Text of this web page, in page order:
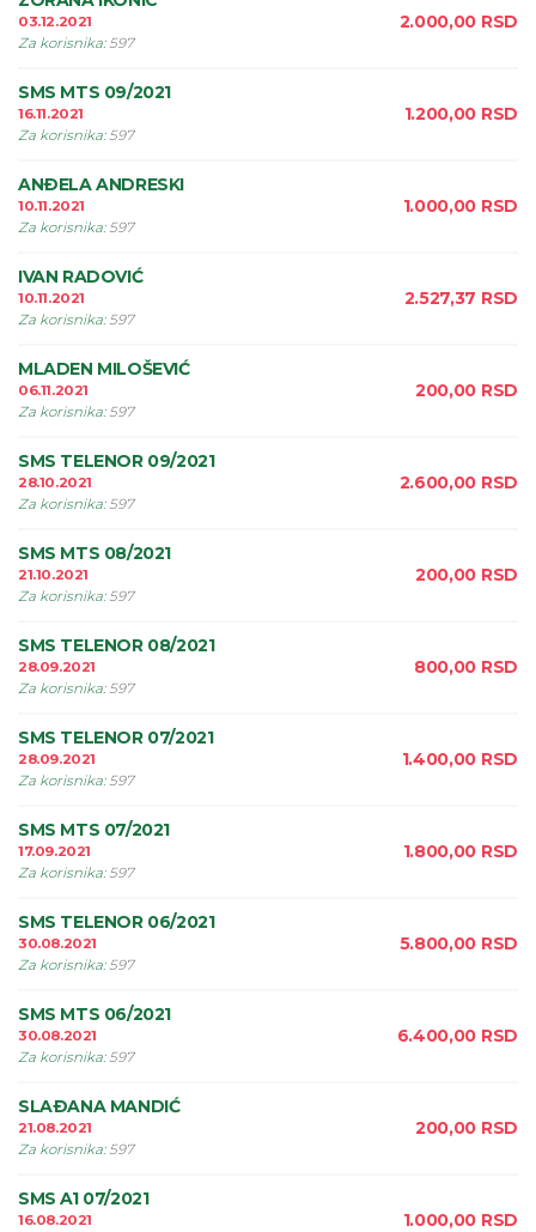
03.12.2021
Za korisnika: 597
2.000,00 RSD
SMS MTS 09/2021
16.11.2021
Za korisnika: 597
1.200,00 RSD
ANÐELA ANDRESKI
10.11.2021
Za korisnika: 597
1.000,00 RSD
IVAN RADOVIĆ
10.11.2021
Za korisnika: 597
2.527,37 RSD
MLADEN MILOŠEVIĆ
06.11.2021
Za korisnika: 597
200,00 RSD
SMS TELENOR 09/2021
28.10.2021
Za korisnika: 597
2.600,00 RSD
SMS MTS 08/2021
21.10.2021
Za korisnika: 597
200,00 RSD
SMS TELENOR 08/2021
28.09.2021
Za korisnika: 597
800,00 RSD
SMS TELENOR 07/2021
28.09.2021
Za korisnika: 597
1.400,00 RSD
SMS MTS 07/2021
17.09.2021
Za korisnika: 597
1.800,00 RSD
SMS TELENOR 06/2021
30.08.2021
Za korisnika: 597
5.800,00 RSD
SMS MTS 06/2021
30.08.2021
Za korisnika: 597
6.400,00 RSD
SLAÐANA MANDIĆ
21.08.2021
Za korisnika: 597
200,00 RSD
SMS A1 07/2021
16.08.2021
1.000,00 RSD